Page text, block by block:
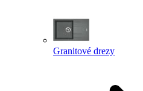
Granitové drezy